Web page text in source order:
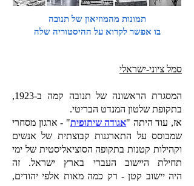
תמונות מהמוזיאון של תנובה
בו אפשר לקרוא על ההיסטוריה שלה
סמל ציוני-ישראלי
המסגרת הראשונה של תנובה קמה ב-1923,
בתקופת שלטון המנדט הבריטי.
אז, עוד היתה "אגודה שיתופית" - ארגון מסחרי
שמבוסס על התארגנות קבוצתית של אנשים
וקהילות קטנות בתקופה הסוציאליסטית של ימי
תחילת היישוב העברי בארץ ישראל. זה
היהיישוב קטן - רק כמה מאות אלפי יהודים,